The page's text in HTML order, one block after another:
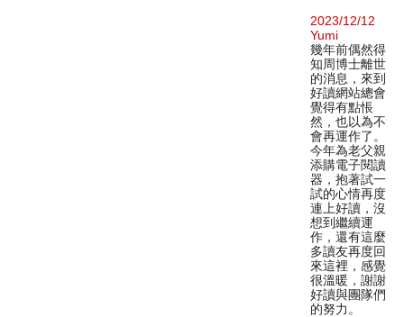
2023/12/12
Yumi
幾年前偶然得
知周博士離世
的消息，來到
好讀網站總會
覺得有點悵
然，也以為不
會再運作了。
今年為老父親
添購電子閱讀
器，抱著試一
試的心情再度
連上好讀，沒
想到繼續運
作，還有這麼
多讀友再度回
來這裡，感覺
很溫暖，謝謝
好讀與團隊們
的努力。